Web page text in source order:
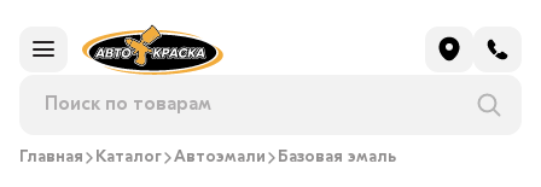
Главная Каталог Автоэмали Базовая эмаль